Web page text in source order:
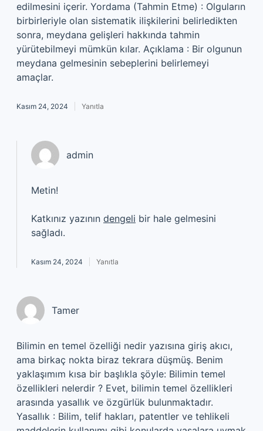
edilmesini içerir. Yordama (Tahmin Etme) : Olguların
birbirleriyle olan sistematik ilişkilerini belirledikten
sonra, meydana gelişleri hakkında tahmin
yürütebilmeyi mümkün kılar. Açıklama : Bir olgunun
meydana gelmesinin sebeplerini belirlemeyi
amaçlar.
Kasım 24, 2024 Yanıtla
admin
Metin!
Katkınız yazının dengeli bir hale gelmesini
sağladı.
Kasım 24, 2024 Yanıtla
Tamer
Bilimin en temel özelliği nedir yazısına giriş akıcı,
ama birkaç nokta biraz tekrara düşmüş. Benim
yaklaşımım kısa bir başlıkla şöyle: Bilimin temel
özellikleri nelerdir ? Evet, bilimin temel özellikleri
arasında yasallık ve özgürlük bulunmaktadır.
Yasallık : Bilim, telif hakları, patentler ve tehlikeli